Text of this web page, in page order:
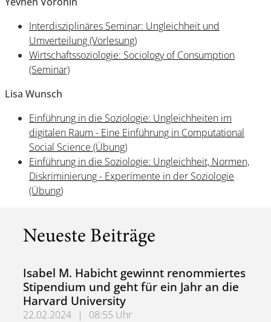
Interdisziplinäres Seminar: Ungleichheit und
Umverteilung (Vorlesung)
Wirtschaftssoziologie: Sociology of Consumption
(Seminar)
Lisa Wunsch
Einführung in die Soziologie: Ungleichheiten im
digitalen Raum - Eine Einführung in Computational
Social Science (Übung)
Einführung in die Soziologie: Ungleichheit, Normen,
Diskriminierung - Experimente in der Soziologie
(Übung)
Neueste Beiträge
Isabel M. Habicht gewinnt renommiertes
Stipendium und geht für ein Jahr an die
Harvard University
22.02.2024 |
08:55 Uhr